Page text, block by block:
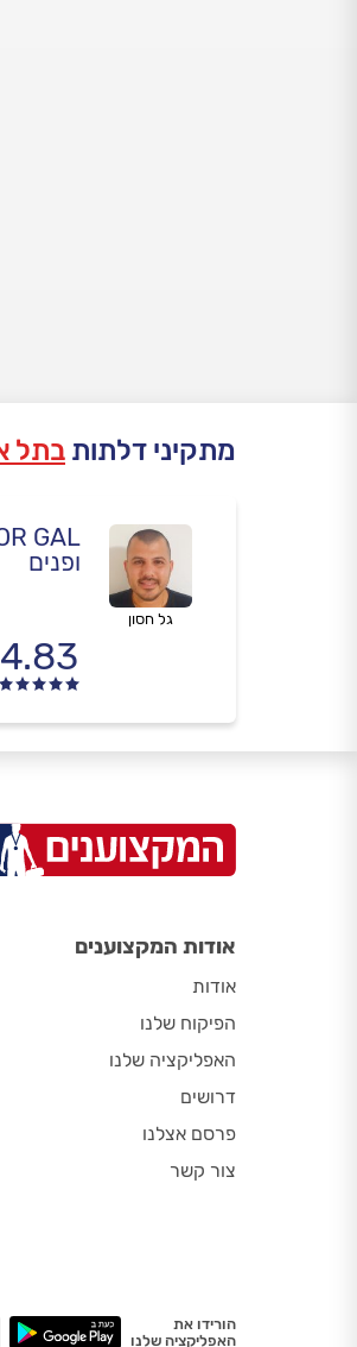
מתקיני דלתות בתל
ופנים
4.83
גל חסון
אודות המקצוענים
אודות
הפיקוח שלנו
האפליקציה שלנו
דרושים
פרסם אצלנו
צור קשר
הורידו את
האפליקציה שלנו